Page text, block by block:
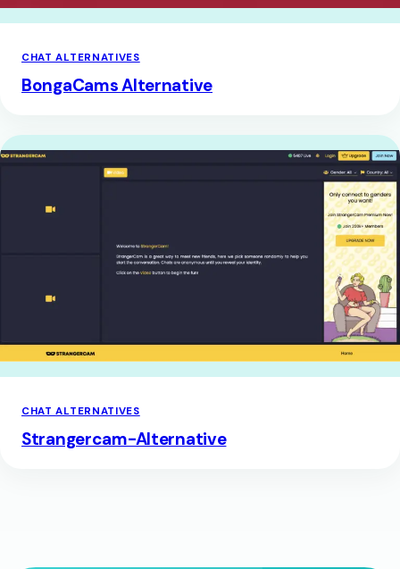
CHAT ALTERNATIVES
BongaCams Alternative
CHAT ALTERNATIVES
Strangercam-Alternative